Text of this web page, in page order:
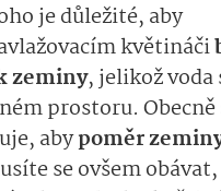
je důležité, aby
květináči
zeminy, jelikož voda
prostoru. Obecně
abypoměr
se ovšem